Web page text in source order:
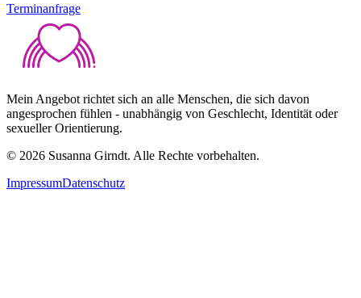
Terminanfrage
Mein Angebot richtet sich an alle Menschen, die sich davon
angesprochen fühlen - unabhängig von Geschlecht, Identität oder
sexueller Orientierung.
© 2026 Susanna Girndt. Alle Rechte vorbehalten.
ImpressumDatenschutz